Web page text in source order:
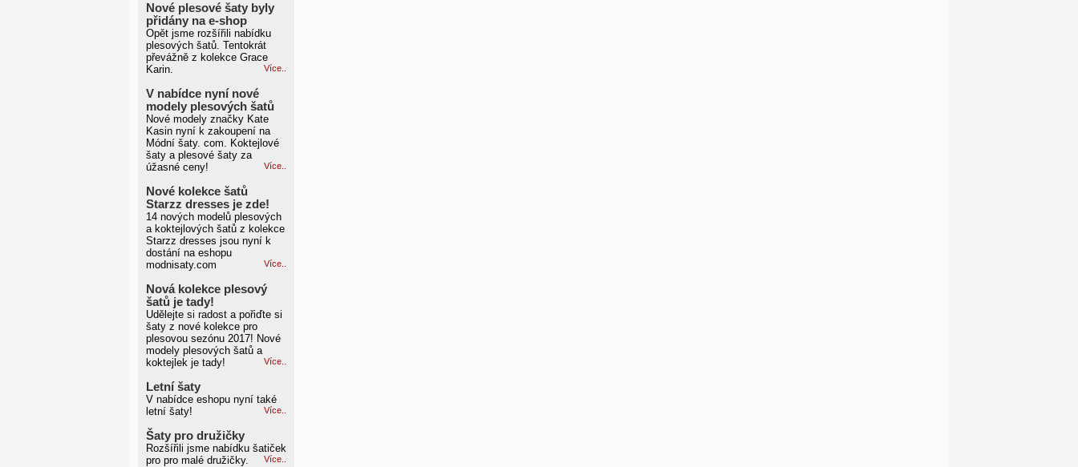
Nové plesové šaty byly
přidány na e-shop
Opět jsme rozšířili nabídku
plesových šatů. Tentokrát
převážně z kolekce Grace
Karin.
Více..
V nabídce nyní nové
modely plesových šatů
Nové modely značky Kate
Kasin nyní k zakoupení na
Módní šaty. com. Koktejlové
šaty a plesové šaty za
úžasné ceny!
Více..
Nové kolekce šatů
Starzz dresses je zde!
14 nových modelů plesových
a koktejlových šatů z kolekce
Starzz dresses jsou nyní k
dostání na eshopu
modnisaty.com
Více..
Nová kolekce plesový
šatů je tady!
Udělejte si radost a pořiďte si
šaty z nové kolekce pro
plesovou sezónu 2017! Nové
modely plesových šatů a
koktejlek je tady!
Více..
Letní šaty
V nabídce eshopu nyní také
letní šaty!
Více..
Šaty pro družičky
Rozšířili jsme nabídku šatiček
pro pro malé družičky.
Více..